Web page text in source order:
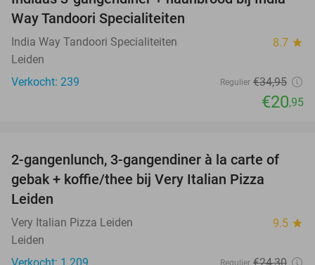
Way Tandoori Specialiteiten
India Way Tandoori Specialiteiten 8.7 star
Leiden
Verkocht: 239
Regulier €34,95
€20,95
38%
2-gangenlunch, 3-gangendiner à la carte of
gebak + koffie/thee bij Very Italian Pizza
Leiden
Very Italian Pizza Leiden 9.5 star
Leiden
Verkocht: 1.209
Regulier €24,30